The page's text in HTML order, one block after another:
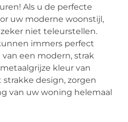
Als u de perfecte
uw moderne woonstijl,
niet teleurstellen.
immers perfect
een modern, strak
kleur van
design, zorgen
van uw woning helemaal